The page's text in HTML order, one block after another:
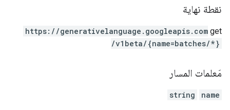
نقطة نهاية
get
https: / /generativelanguage.googleapis.com
/v1beta/{name=batches/*}
مَعلمات المسار
name
string